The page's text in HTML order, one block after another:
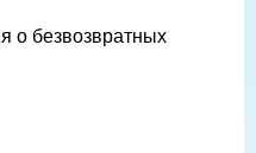
о безвозвратных